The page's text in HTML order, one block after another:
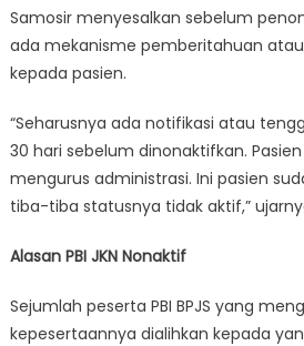
Samosir menyesalkan sebelum
ada mekanisme pemberitahuan
kepada pasien.
“Seharusnya ada notifikasi atau
30 hari sebelum dinonaktifkan.
mengurus administrasi. Ini pasien
tiba-tiba statusnya tidak aktif,”
Alasan PBI JKN Nonaktif
Sejumlah peserta PBI BPJS yang
kepesertaannya dialihkan kepada